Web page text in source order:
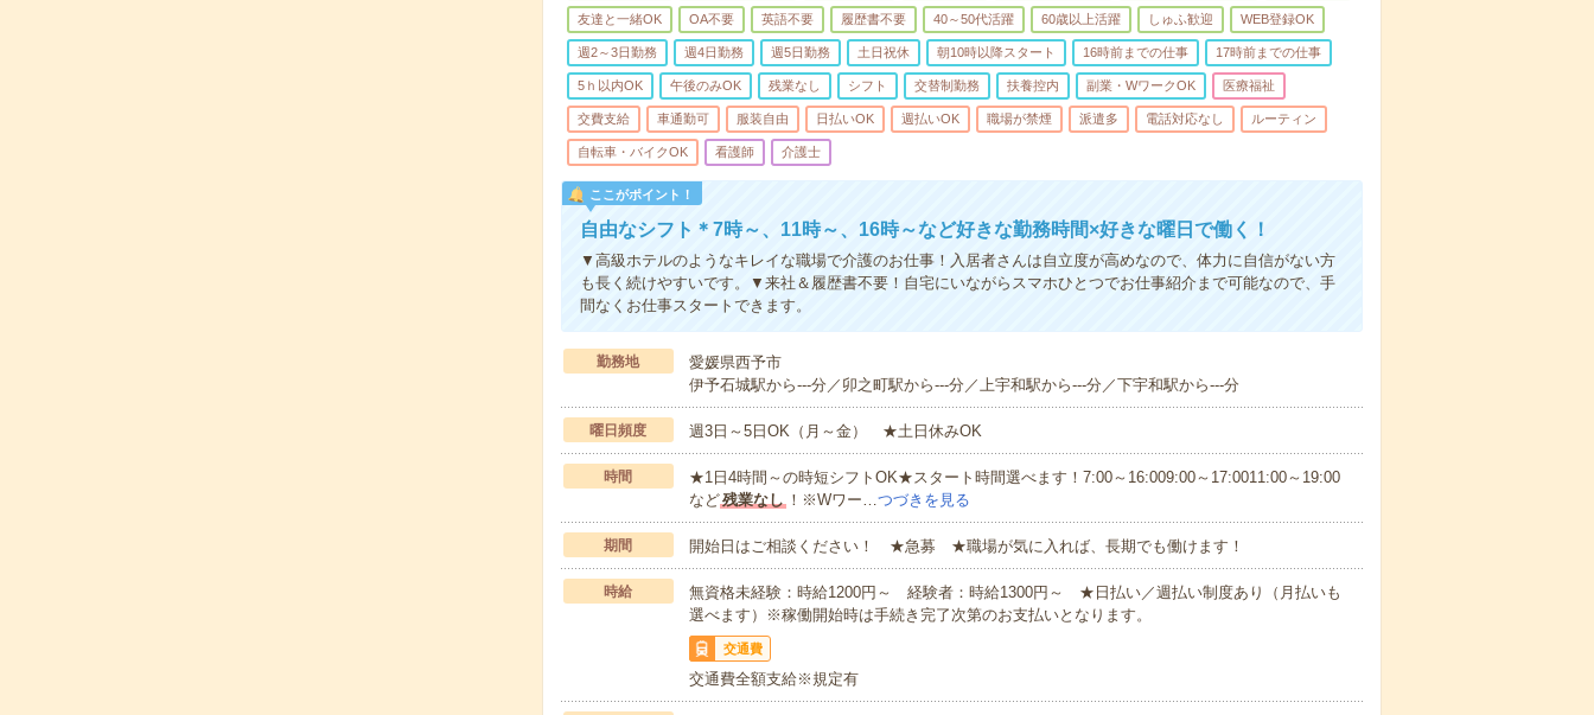
友達と一緒OK OA不要 英語不要 履歴書不要 40～50代活躍 60歳以上活躍 しゅふ歓迎 WEB登録OK
週2～3日勤務 週4日勤務 週5日勤務 土日祝休 朝10時以降スタート 16時前までの仕事 17時前までの仕事
5ｈ以内OK 午後のみOK 残業なし シフト 交替制勤務 扶養控内 副業・WワークOK 医療福祉
交費支給 車通勤可 服装自由 日払いOK 週払いOK 職場が禁煙 派遣多 電話対応なし ルーティン
自転車・バイクOK 看護師 介護士
ここがポイント！
自由なシフト＊7時～、11時～、16時～など好きな勤務時間×好きな曜日で働く！
▼高級ホテルのようなキレイな職場で介護のお仕事！入居者さんは自立度が高めなので、体力に自信がない方
も長く続けやすいです。▼来社＆履歴書不要！自宅にいながらスマホひとつでお仕事紹介まで可能なので、手
間なくお仕事スタートできます。
勤務地
愛媛県西予市
伊予石城駅から---分／卯之町駅から---分／上宇和駅から---分／下宇和駅から---分
曜日頻度 週3日～5日OK（月～金） ★土日休みOK
時間
★1日4時間～の時短シフトOK★スタート時間選べます！7:00～16:009:00～17:0011:00～19:00
など残業なし！※Wワー…つづきを見る
期間 開始日はご相談ください！ ★急募 ★職場が気に入れば、長期でも働けます！
時給
無資格未経験：時給1200円～ 経験者：時給1300円～ ★日払い／週払い制度あり（月払いも
選べます）※稼働開始時は手続き完了次第のお支払いとなります。
交通費
交通費全額支給※規定有